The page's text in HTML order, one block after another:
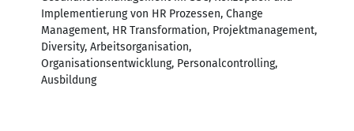
Implementierung von HR Prozessen, Change
Management, HR Transformation, Projektmanagement,
Diversity, Arbeitsorganisation,
Organisationsentwicklung, Personalcontrolling,
Ausbildung